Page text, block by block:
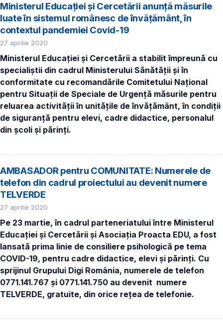
Ministerul Educației și Cercetării anunță măsurile
luate în sistemul românesc de învățământ, în
contextul pandemiei Covid-19
27 aprilie 2020
Ministerul Educației și Cercetării a stabilit împreună cu
specialiștii din cadrul Ministerului Sănătății și în
conformitate cu recomandările Comitetului Național
pentru Situații de Speciale de Urgență măsurile pentru
reluarea activității în unitățile de învățământ, în condiții
de siguranță pentru elevi, cadre didactice, personalul
din școli și părinți.
AMBASADOR pentru COMUNITATE: Numerele de
telefon din cadrul proiectului au devenit numere
TELVERDE
27 aprilie 2020
Pe 23 martie, în cadrul parteneriatului între Ministerul
Educației și Cercetării și Asociația Proacta EDU, a fost
lansată prima linie de consiliere psihologică pe tema
COVID-19, pentru cadre didactice, elevi și părinți. Cu
sprijinul Grupului Digi România, numerele de telefon
0771.141.767 și 0771.141.750 au devenit numere
TELVERDE, gratuite, din orice rețea de telefonie.